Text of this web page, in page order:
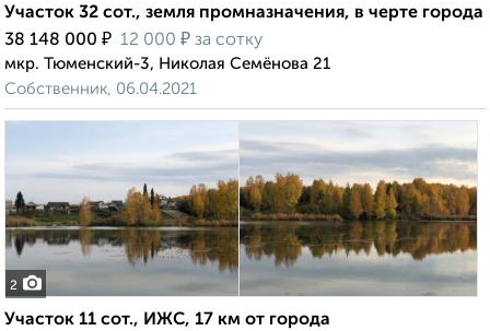
Участок 32 сот., земля промназначения, в черте города
38 148 000 ₽ 12 000 ₽ за сотку
мкр. Тюменский-3, Николая Семёнова 21
Собственник, 06.04.2021
2
Участок 11 сот., ИЖС, 17 км от города